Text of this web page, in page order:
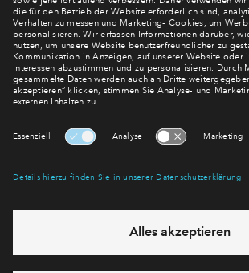
Verpassen Sie zu diesem Wohnprojekt
mehr! Wir halten Sie auf dem
regelmäßig erscheinenden Newsletter
über den Stand dieses und weiterer
E-Mail-Adresse
Möchten Sie wissen, was wir mit Ihren Daten
für unsereDatenschutzerklärung
Sie haben eine Frage? Dann rufen Sie uns